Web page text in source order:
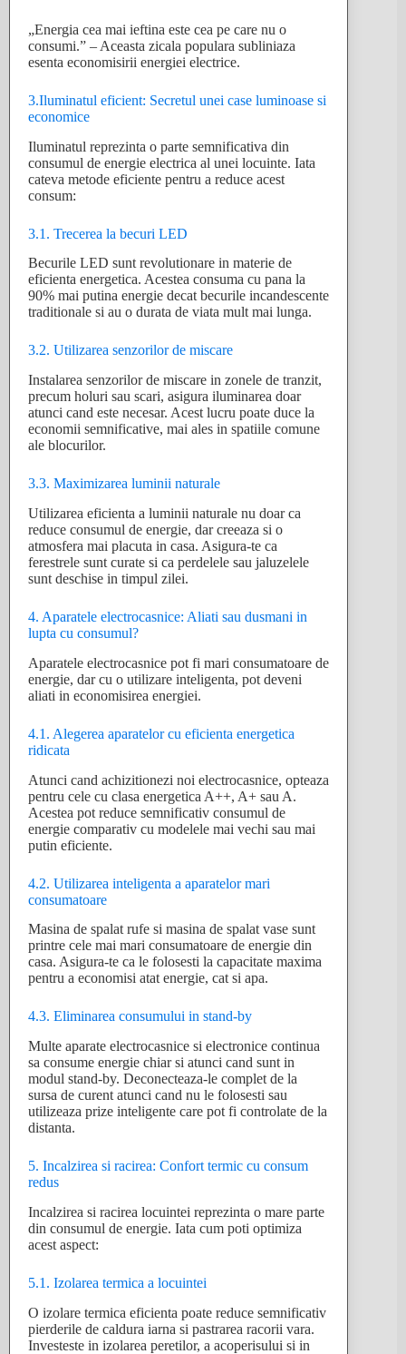
„Energia cea mai ieftina este cea pe care nu o
consumi.” – Aceasta zicala populara subliniaza
esenta economisirii energiei electrice.
3.Iluminatul eficient: Secretul unei case luminoase si
economice
Iluminatul reprezinta o parte semnificativa din
consumul de energie electrica al unei locuinte. Iata
cateva metode eficiente pentru a reduce acest
consum:
3.1. Trecerea la becuri LED
Becurile LED sunt revolutionare in materie de
eficienta energetica. Acestea consuma cu pana la
90% mai putina energie decat becurile incandescente
traditionale si au o durata de viata mult mai lunga.
3.2. Utilizarea senzorilor de miscare
Instalarea senzorilor de miscare in zonele de tranzit,
precum holuri sau scari, asigura iluminarea doar
atunci cand este necesar. Acest lucru poate duce la
economii semnificative, mai ales in spatiile comune
ale blocurilor.
3.3. Maximizarea luminii naturale
Utilizarea eficienta a luminii naturale nu doar ca
reduce consumul de energie, dar creeaza si o
atmosfera mai placuta in casa. Asigura-te ca
ferestrele sunt curate si ca perdelele sau jaluzelele
sunt deschise in timpul zilei.
4. Aparatele electrocasnice: Aliati sau dusmani in
lupta cu consumul?
Aparatele electrocasnice pot fi mari consumatoare de
energie, dar cu o utilizare inteligenta, pot deveni
aliati in economisirea energiei.
4.1. Alegerea aparatelor cu eficienta energetica
ridicata
Atunci cand achizitionezi noi electrocasnice, opteaza
pentru cele cu clasa energetica A++, A+ sau A.
Acestea pot reduce semnificativ consumul de
energie comparativ cu modelele mai vechi sau mai
putin eficiente.
4.2. Utilizarea inteligenta a aparatelor mari
consumatoare
Masina de spalat rufe si masina de spalat vase sunt
printre cele mai mari consumatoare de energie din
casa. Asigura-te ca le folosesti la capacitate maxima
pentru a economisi atat energie, cat si apa.
4.3. Eliminarea consumului in stand-by
Multe aparate electrocasnice si electronice continua
sa consume energie chiar si atunci cand sunt in
modul stand-by. Deconecteaza-le complet de la
sursa de curent atunci cand nu le folosesti sau
utilizeaza prize inteligente care pot fi controlate de la
distanta.
5. Incalzirea si racirea: Confort termic cu consum
redus
Incalzirea si racirea locuintei reprezinta o mare parte
din consumul de energie. Iata cum poti optimiza
acest aspect:
5.1. Izolarea termica a locuintei
O izolare termica eficienta poate reduce semnificativ
pierderile de caldura iarna si pastrarea racorii vara.
Investeste in izolarea peretilor, a acoperisului si in